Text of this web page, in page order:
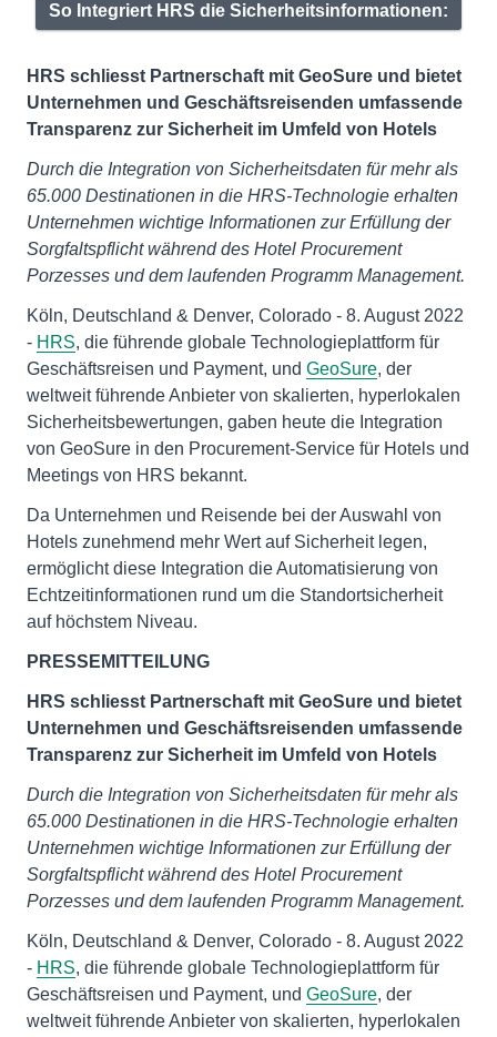
So Integriert HRS die Sicherheitsinformationen:
HRS schliesst Partnerschaft mit GeoSure und bietet
Unternehmen und Geschäftsreisenden umfassende
Transparenz zur Sicherheit im Umfeld von Hotels
Durch die Integration von Sicherheitsdaten für mehr als
65.000 Destinationen in die HRS-Technologie erhalten
Unternehmen wichtige Informationen zur Erfüllung der
Sorgfaltspflicht während des Hotel Procurement
Porzesses und dem laufenden Programm Management.
Köln, Deutschland & Denver, Colorado - 8. August 2022
- HRS, die führende globale Technologieplattform für
Geschäftsreisen und Payment, und GeoSure, der
weltweit führende Anbieter von skalierten, hyperlokalen
Sicherheitsbewertungen, gaben heute die Integration
von GeoSure in den Procurement-Service für Hotels und
Meetings von HRS bekannt.
Da Unternehmen und Reisende bei der Auswahl von
Hotels zunehmend mehr Wert auf Sicherheit legen,
ermöglicht diese Integration die Automatisierung von
Echtzeitinformationen rund um die Standortsicherheit
auf höchstem Niveau.
PRESSEMITTEILUNG
HRS schliesst Partnerschaft mit GeoSure und bietet
Unternehmen und Geschäftsreisenden umfassende
Transparenz zur Sicherheit im Umfeld von Hotels
Durch die Integration von Sicherheitsdaten für mehr als
65.000 Destinationen in die HRS-Technologie erhalten
Unternehmen wichtige Informationen zur Erfüllung der
Sorgfaltspflicht während des Hotel Procurement
Porzesses und dem laufenden Programm Management.
Köln, Deutschland & Denver, Colorado - 8. August 2022
- HRS, die führende globale Technologieplattform für
Geschäftsreisen und Payment, und GeoSure, der
weltweit führende Anbieter von skalierten, hyperlokalen